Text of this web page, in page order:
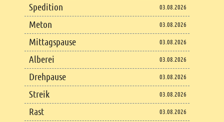
Spedition 03.08.2026
Meton 03.08.2026
Mittagspause 03.08.2026
Alberei 03.08.2026
Drehpause 03.08.2026
Streik 03.08.2026
Rast 03.08.2026